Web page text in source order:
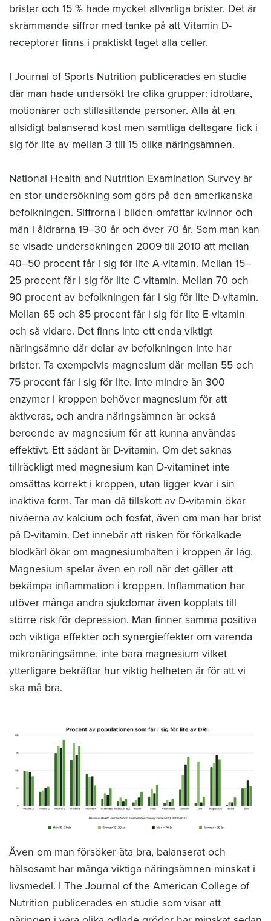
brister och 15 % hade mycket allvarliga brister. Det är
skrämmande siffror med tanke på att Vitamin D-
receptorer finns i praktiskt taget alla celler.
I Journal of Sports Nutrition publicerades en studie
där man hade undersökt tre olika grupper: idrottare,
motionärer och stillasittande personer. Alla åt en
allsidigt balanserad kost men samtliga deltagare fick i
sig för lite av mellan 3 till 15 olika näringsämnen.
National Health and Nutrition Examination Survey är
en stor undersökning som görs på den amerikanska
befolkningen. Siffrorna i bilden omfattar kvinnor och
män i åldrarna 19–30 år och över 70 år. Som man kan
se visade undersökningen 2009 till 2010 att mellan
40–50 procent får i sig för lite A-vitamin. Mellan 15–
25 procent får i sig för lite C-vitamin. Mellan 70 och
90 procent av befolkningen får i sig för lite D-vitamin.
Mellan 65 och 85 procent får i sig för lite E-vitamin
och så vidare. Det finns inte ett enda viktigt
näringsämne där delar av befolkningen inte har
brister. Ta exempelvis magnesium där mellan 55 och
75 procent får i sig för lite. Inte mindre än 300
enzymer i kroppen behöver magnesium för att
aktiveras, och andra näringsämnen är också
beroende av magnesium för att kunna användas
effektivt. Ett sådant är D-vitamin. Om det saknas
tillräckligt med magnesium kan D-vitaminet inte
omsättas korrekt i kroppen, utan ligger kvar i sin
inaktiva form. Tar man då tillskott av D-vitamin ökar
nivåerna av kalcium och fosfat, även om man har brist
på D-vitamin. Det innebär att risken för förkalkade
blodkärl ökar om magnesiumhalten i kroppen är låg.
Magnesium spelar även en roll när det gäller att
bekämpa inflammation i kroppen. Inflammation har
utöver många andra sjukdomar även kopplats till
större risk för depression. Man finner samma positiva
och viktiga effekter och synergieffekter om varenda
mikronäringsämne, inte bara magnesium vilket
ytterligare bekräftar hur viktig helheten är för att vi
ska må bra.
Även om man försöker äta bra, balanserat och
hälsosamt har många viktiga näringsämnen minskat i
livsmedel. I The Journal of the American College of
Nutrition publicerades en studie som visar att